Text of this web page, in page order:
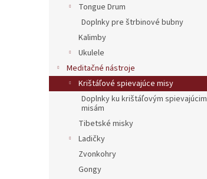
Tongue Drum
Doplnky pre štrbinové bubny
Kalimby
Ukulele
Meditačné nástroje
Krištáľové spievajúce misy
Doplnky ku krištáľovým spievajúcim
misám
Tibetské misky
Ladičky
Zvonkohry
Gongy